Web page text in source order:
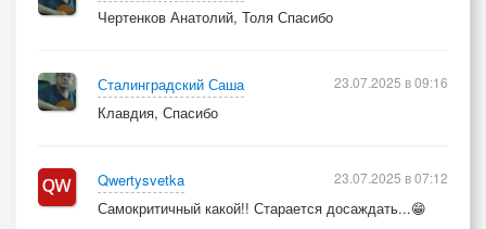
Чертенков Анатолий, Толя Спасибо
Сталинградский Саша
Клавдия, Спасибо
23.07.2025 в 09:16
Qwertysvetka
Самокритичный какой!! Старается досаждать...😁
23.07.2025 в 07:12